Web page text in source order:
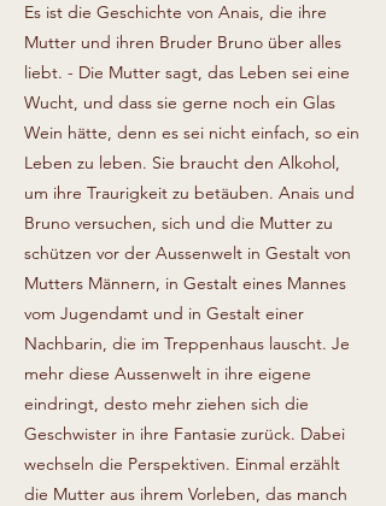
Es ist die Geschichte von Anais, die ihre
Mutter und ihren Bruder Bruno über alles
liebt. - Die Mutter sagt, das Leben sei eine
Wucht, und dass sie gerne noch ein Glas
Wein hätte, denn es sei nicht einfach, so ein
Leben zu leben. Sie braucht den Alkohol,
um ihre Traurigkeit zu betäuben. Anais und
Bruno versuchen, sich und die Mutter zu
schützen vor der Aussenwelt in Gestalt von
Mutters Männern, in Gestalt eines Mannes
vom Jugendamt und in Gestalt einer
Nachbarin, die im Treppenhaus lauscht. Je
mehr diese Aussenwelt in ihre eigene
eindringt, desto mehr ziehen sich die
Geschwister in ihre Fantasie zurück. Dabei
wechseln die Perspektiven. Einmal erzählt
die Mutter aus ihrem Vorleben, das manch